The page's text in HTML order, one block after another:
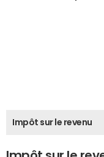
Impôt sur le revenu